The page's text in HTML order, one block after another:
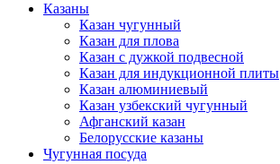
Казаны
Казан чугунный
Казан для плова
Казан с дужкой подвесной
Казан для индукционной плиты
Казан алюминиевый
Казан узбекский чугунный
Афганский казан
Белорусские казаны
Чугунная посуда